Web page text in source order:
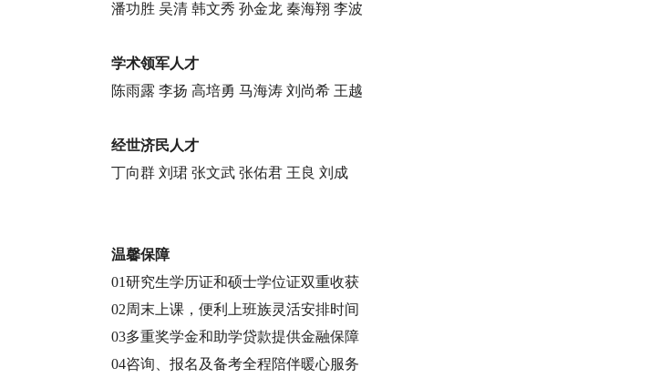
潘功胜 吴清 韩文秀 孙金龙 秦海翔 李波
学术领军人才
陈雨露 李扬 高培勇 马海涛 刘尚希 王越
经世济民人才
丁向群 刘珺 张文武 张佑君 王良 刘成
温馨保障
01研究生学历证和硕士学位证双重收获
02周末上课，便利上班族灵活安排时间
03多重奖学金和助学贷款提供金融保障
04咨询、报名及备考全程陪伴暖心服务